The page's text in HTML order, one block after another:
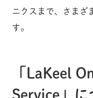
ニクスまで、さまざ
す。
「LaKeel
Service」に